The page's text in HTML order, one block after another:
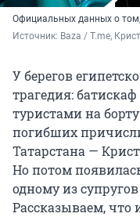
Официальных данных о
Источник: Baza / T.me,
У берегов
трагедия:
туристами на
погибших
Татарстана —
Но потом
одному из
Рассказываем, что